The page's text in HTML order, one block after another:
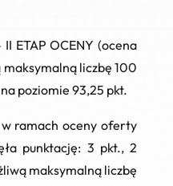
II ETAP OCENY (ocena
liczbę 100
poziomie 93,25 pkt.
w ramach oceny oferty
punktację: 3 pkt., 2
maksymalną liczbę